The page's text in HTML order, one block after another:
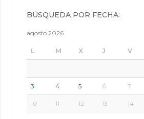
BÚSQUEDA POR FECHA:
agosto 2026
L M X J V
3 4 5 6 7
10 11 12 13 14